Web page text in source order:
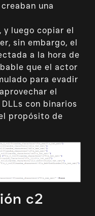
una
y luego copiar el
sin embargo, el
a la hora de
que el actor
para evadir
el
con binarios
propósito de
c2